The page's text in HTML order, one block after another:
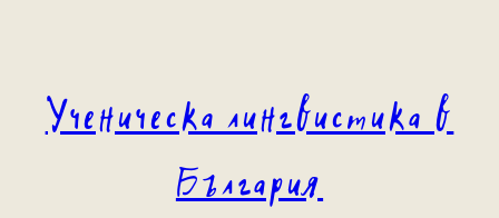
Ученическа лингвистика в
България